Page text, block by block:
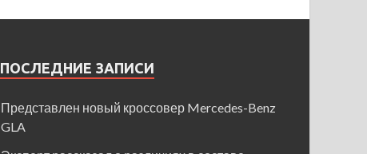
ПОСЛЕДНИЕ ЗАПИСИ
Представлен новый кроссовер Mercedes-Benz
GLA